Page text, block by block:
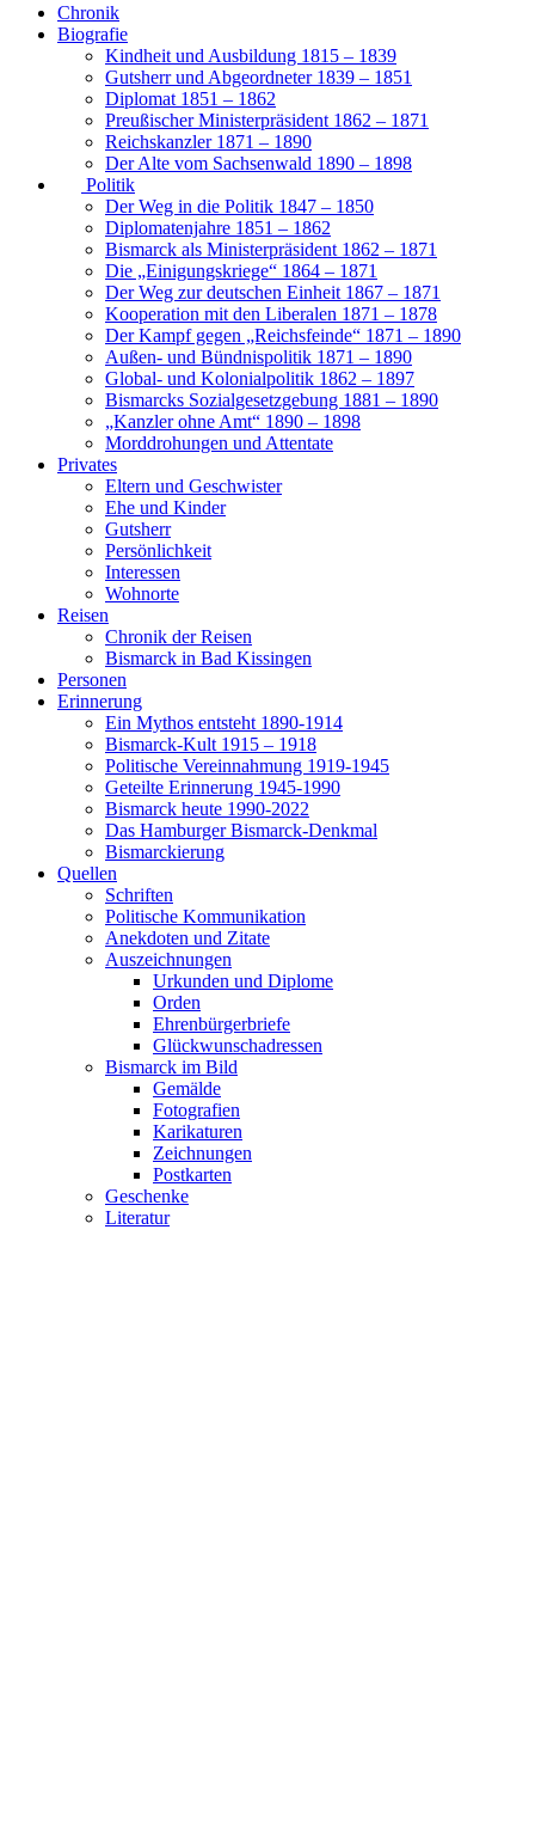
Chronik
Biografie
Kindheit und Ausbildung 1815 – 1839
Gutsherr und Abgeordneter 1839 – 1851
Diplomat 1851 – 1862
Preußischer Ministerpräsident 1862 – 1871
Reichskanzler 1871 – 1890
Der Alte vom Sachsenwald 1890 – 1898
Politik
Der Weg in die Politik 1847 – 1850
Diplomatenjahre 1851 – 1862
Bismarck als Ministerpräsident 1862 – 1871
Die „Einigungskriege“ 1864 – 1871
Der Weg zur deutschen Einheit 1867 – 1871
Kooperation mit den Liberalen 1871 – 1878
Der Kampf gegen „Reichsfeinde“ 1871 – 1890
Außen- und Bündnispolitik 1871 – 1890
Global- und Kolonialpolitik 1862 – 1897
Bismarcks Sozialgesetzgebung 1881 – 1890
„Kanzler ohne Amt“ 1890 – 1898
Morddrohungen und Attentate
Privates
Eltern und Geschwister
Ehe und Kinder
Gutsherr
Persönlichkeit
Interessen
Wohnorte
Reisen
Chronik der Reisen
Bismarck in Bad Kissingen
Personen
Erinnerung
Ein Mythos entsteht 1890-1914
Bismarck-Kult 1915 – 1918
Politische Vereinnahmung 1919-1945
Geteilte Erinnerung 1945-1990
Bismarck heute 1990-2022
Das Hamburger Bismarck-Denkmal
Bismarckierung
Quellen
Schriften
Politische Kommunikation
Anekdoten und Zitate
Auszeichnungen
Urkunden und Diplome
Orden
Ehrenbürgerbriefe
Glückwunschadressen
Bismarck im Bild
Gemälde
Fotografien
Karikaturen
Zeichnungen
Postkarten
Geschenke
Literatur